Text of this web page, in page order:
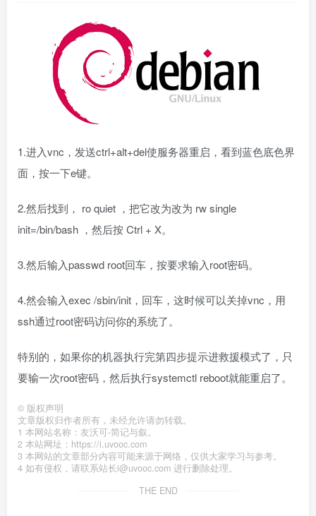
1.进入vnc，发送ctrl+alt+del使服务器重启，看到蓝色底色界
面，按一下e键。
2.然后找到， ro quiet ，把它改为改为 rw single
init=/bin/bash ，然后按 Ctrl + X。
3.然后输入passwd root回车，按要求输入root密码。
4.然会输入exec /sbin/init，回车，这时候可以关掉vnc，用
ssh通过root密码访问你的系统了。
特别的，如果你的机器执行完第四步提示进救援模式了，只
要输一次root密码，然后执行systemctl reboot就能重启了。
© 版权声明
文章版权归作者所有，未经允许请勿转载。
1 本网站名称：友沃可-简记与叙。
2 本站网址：https://i.uvooc.com
3 本网站的文章部分内容可能来源于网络，仅供大家学习与参考。
4 如有侵权，请联系站长i@uvooc.com 进行删除处理。
THE END